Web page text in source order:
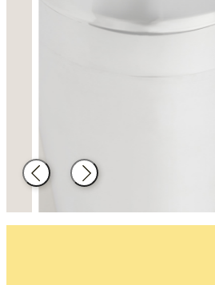
Enrere Següent